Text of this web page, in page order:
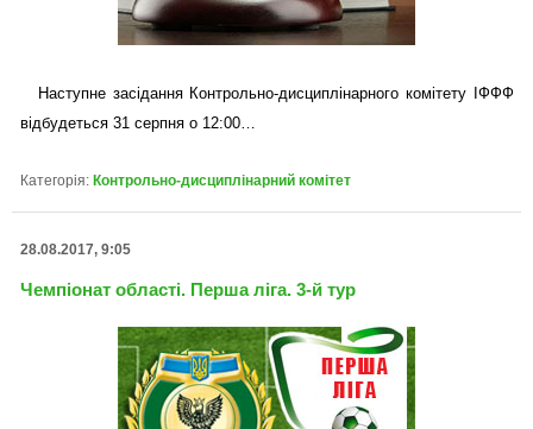
Наступне засідання Контрольно-дисциплінарного комітету ІФФФ
відбудеться 31 серпня о 12:00…
Категорія: Контрольно-дисциплінарний комітет
28.08.2017, 9:05
Чемпіонат області. Перша ліга. 3-й тур